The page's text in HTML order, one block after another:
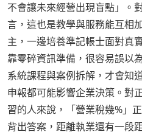
不會讓未來經營出現盲點」。
言，這也是教學與服務能互相
主，一邊培養準記帳士面對真
靠零碎資訊準備，很容易誤以
系統課程與案例拆解，才會知
申報都可能影響企業決策。對
習的人來說，「營業稅幾%」
背出答案，距離執業還有一段